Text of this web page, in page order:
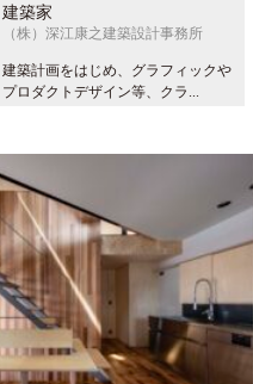
建築家
（株）深江康之建築設計事務所
建築計画をはじめ、グラフィックや
プロダクトデザイン等、クラ...